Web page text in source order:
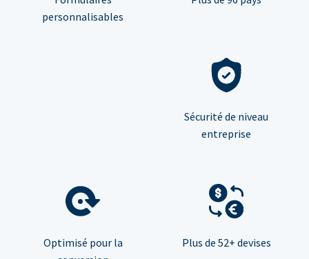
personnalisables
Sécurité de niveau
entreprise
Optimisé pour la
Plus de 52+ devises